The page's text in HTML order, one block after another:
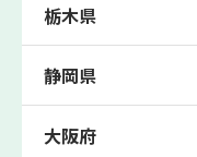
栃木県
静岡県
大阪府